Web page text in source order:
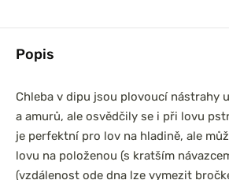
Popis
Chleba v dipu jsou plovoucí nástrahy
a amurů, ale osvědčily se i při lovu
je perfektní pro lov na hladině, ale
lovu na položenou (s kratším
(vzdálenost ode dna lze vymezit